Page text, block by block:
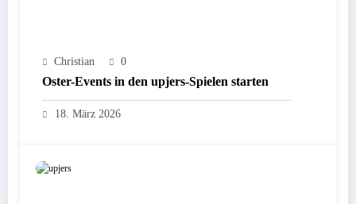
Christian 0
Oster-Events in den upjers-Spielen starten
18. März 2026